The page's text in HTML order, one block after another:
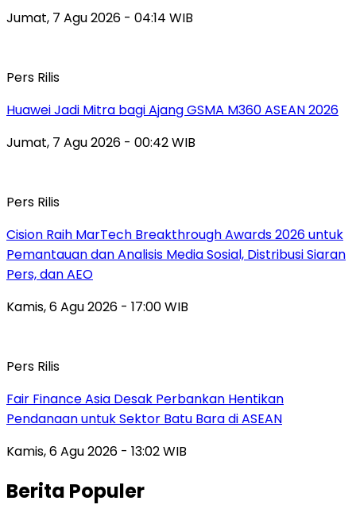
Jumat, 7 Agu 2026 - 04:14 WIB
Pers Rilis
Huawei Jadi Mitra bagi Ajang GSMA M360 ASEAN 2026
Jumat, 7 Agu 2026 - 00:42 WIB
Pers Rilis
Cision Raih MarTech Breakthrough Awards 2026 untuk
Pemantauan dan Analisis Media Sosial, Distribusi Siaran
Pers, dan AEO
Kamis, 6 Agu 2026 - 17:00 WIB
Pers Rilis
Fair Finance Asia Desak Perbankan Hentikan
Pendanaan untuk Sektor Batu Bara di ASEAN
Kamis, 6 Agu 2026 - 13:02 WIB
Berita Populer